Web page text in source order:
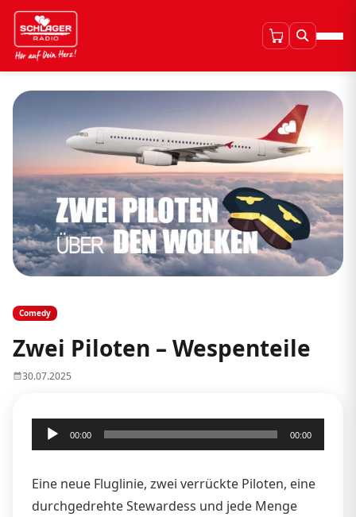
Comedy
Zwei Piloten – Wespenteile
30.07.2025
Audio-
Player
00:00 00:00
Eine neue Fluglinie, zwei verrückte Piloten, eine
durchgedrehte Stewardess und jede Menge